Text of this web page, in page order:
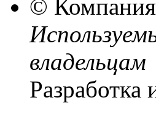
© Компания
владельцам